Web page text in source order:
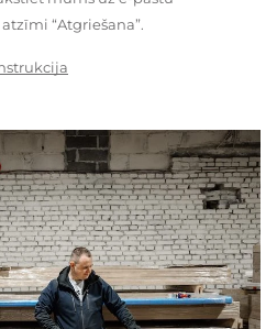
“Atgriešana”.